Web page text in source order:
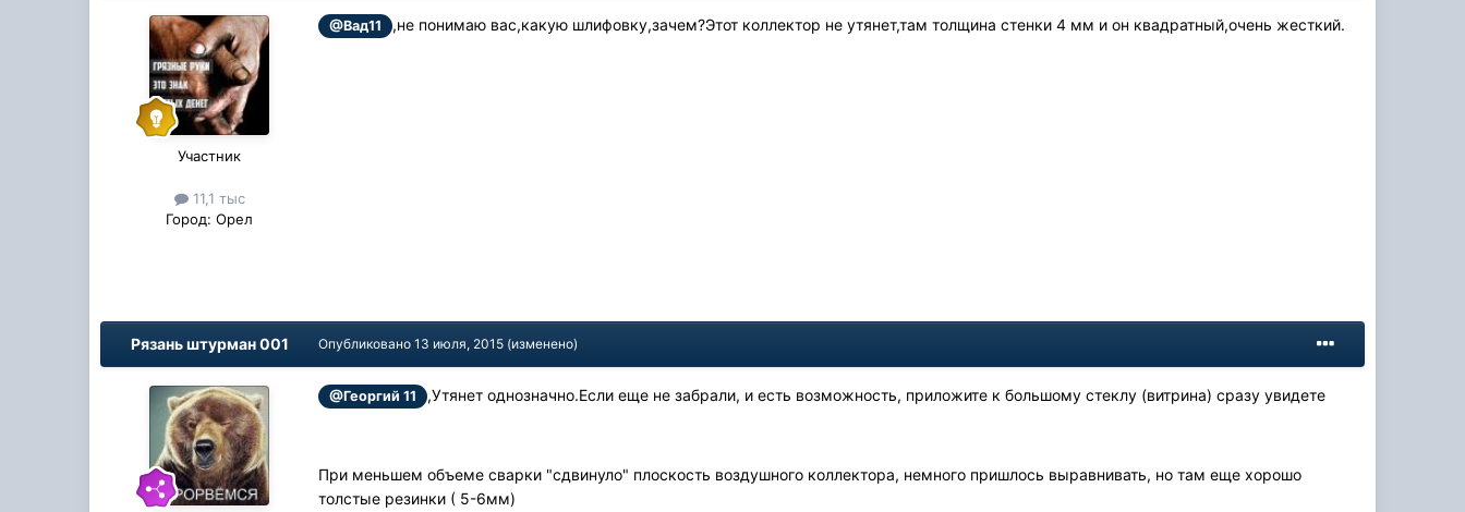
Участник
11,1 тыс
Город: Орел
@Вад11 ,не понимаю вас,какую шлифовку,зачем?Этот коллектор не утянет,там толщина стенки 4 мм и он квадратный,очень жесткий.
Рязань штурман 001 Опубликовано13 июля, 2015 (изменено)
@Георгий 11 ,Утянет однозначно.Если еще не забрали, и есть возможность, приложите к большому стеклу (витрина) сразу увидете
При меньшем объеме сварки "сдвинуло" плоскость воздушного коллектора, немного пришлось выравнивать, но там еще хорошо
толстые резинки ( 5-6мм)